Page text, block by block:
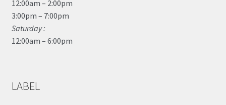
12:00am – 2:00pm
3:00pm – 7:00pm
Saturday :
12:00am – 6:00pm
LABEL